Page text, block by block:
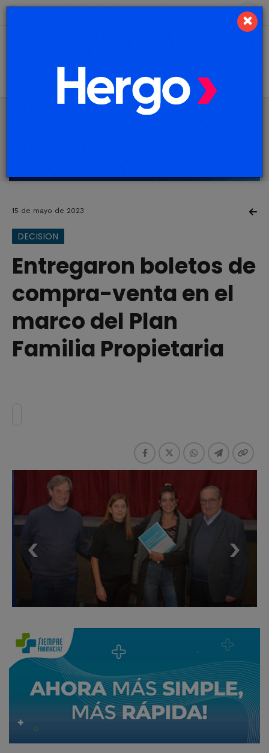
15 de mayo de 2023
DECISION
Entregaron boletos de
compra-venta en el
marco del Plan
Familia Propietaria
×